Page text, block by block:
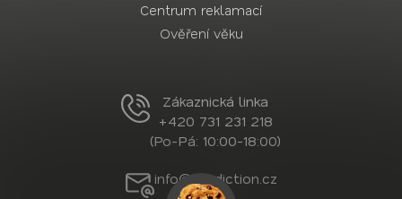
Centrum reklamací
Ověření věku
Zákaznická linka
+420 731 231 218
(Po-Pá: 10:00-18:00)
info@nordiction.cz